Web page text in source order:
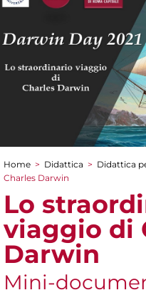
Tu sei qui
Home > Didattica > Didattica
Charles Darwin
Lo
viaggio di
Darwin
Mini-